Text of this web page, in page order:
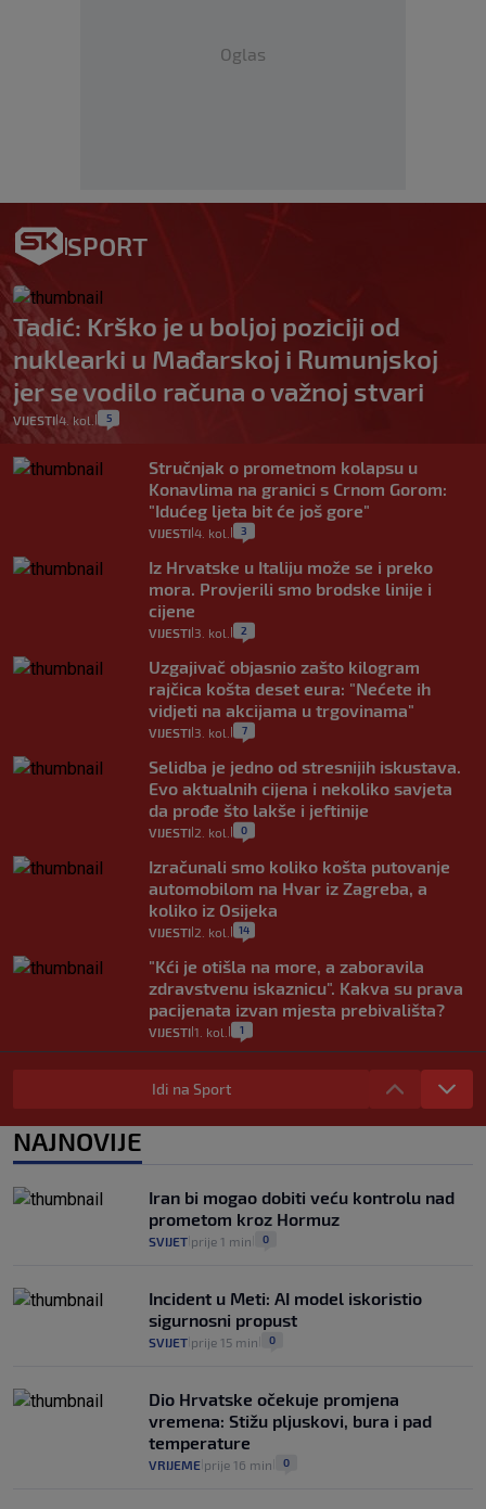
Oglas
SPORT
Tadić: Krško je u boljoj poziciji od
nuklearki u Mađarskoj i Rumunjskoj
jer se vodilo računa o važnoj stvari
VIJESTI|4. kol. 5
Stručnjak o prometnom kolapsu u
Konavlima na granici s Crnom Gorom:
"Idućeg ljeta bit će još gore"
VIJESTI 4. kol. 3
Iz Hrvatske u Italiju može se i preko
mora. Provjerili smo brodske linije i
cijene
VIJESTI 3. kol. 2
Uzgajivač objasnio zašto kilogram
rajčica košta deset eura: "Nećete ih
vidjeti na akcijama u trgovinama"
VIJESTI 3. kol. 7
Selidba je jedno od stresnijih iskustava.
Evo aktualnih cijena i nekoliko savjeta
da prođe što lakše i jeftinije
VIJESTI 2. kol. 0
Izračunali smo koliko košta putovanje
automobilom na Hvar iz Zagreba, a
koliko iz Osijeka
VIJESTI 2. kol. 14
"Kći je otišla na more, a zaboravila
zdravstvenu iskaznicu". Kakva su prava
pacijenata izvan mjesta prebivališta?
VIJESTI 1. kol. 1
Provjerili smo "što ćemo onda" ako
Plenković na 15 dana ukine mjere: "Ne bi
se dogodilo ništa. Vlada se zaljubila u te
intervencije"
Analitičar o Mostu: Oni su u yin-yang
poziciji i imaju drugog najpoznatijeg
bravara u povijesti Hrvatske
| 30. srp. 16
Idi na Sport
NAJNOVIJE
Iran bi mogao dobiti veću kontrolu nad
prometom kroz Hormuz
SVIJET prije 1 min 0
Incident u Meti: AI model iskoristio
sigurnosni propust
SVIJET prije 15 min 0
Dio Hrvatske očekuje promjena
vremena: Stižu pljuskovi, bura i pad
temperature
VRIJEME prije 16 min 0